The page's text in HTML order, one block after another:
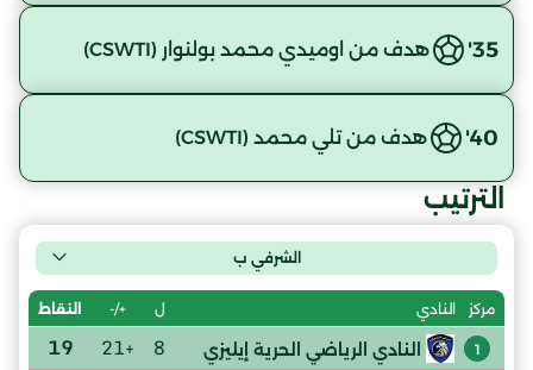
35' هدف من اوميدي محمد بولنوار (CSWTI)
40' هدف من تلي محمد (CSWTI)
الترتيب
الشرفي ب
مركز النادي ل +/- النقاط
1 النادي الرياضي الحرية إيليزي 8
+21
19